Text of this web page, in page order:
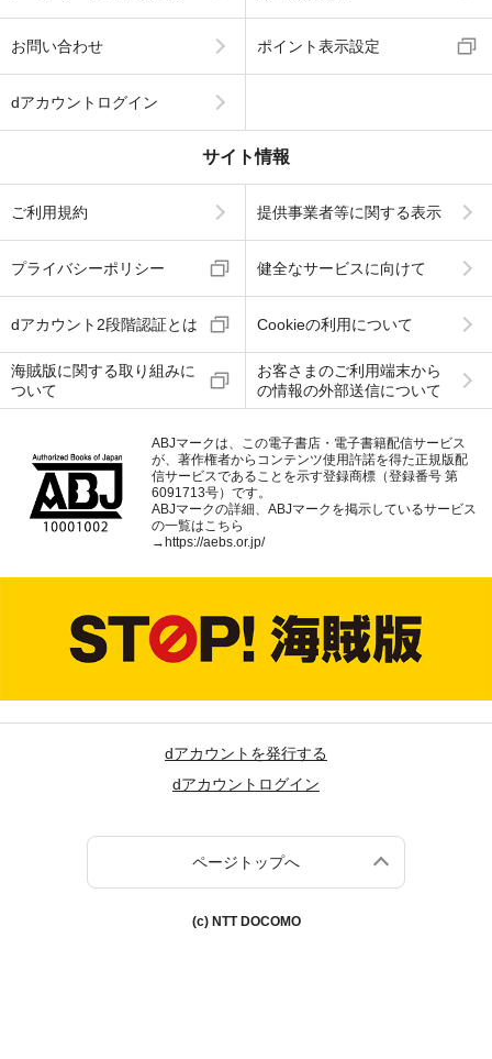
お問い合わせ ポイント表示設定
dアカウントログイン
サイト情報
ご利用規約 提供事業者等に関する表示
プライバシーポリシー 健全なサービスに向けて
dアカウント2段階認証とは Cookieの利用について
海賊版に関する取り組みに
ついて
お客さまのご利用端末から
の情報の外部送信について
ABJマークは、この電子書店・電子書籍配信サービス
が、著作権者からコンテンツ使用許諾を得た正規版配
信サービスであることを示す登録商標（登録番号 第
6091713号）です。
ABJマークの詳細、ABJマークを掲示しているサービス
の一覧はこちら
→https://aebs.or.jp/
dアカウントを発行する
dアカウントログイン
ページトップへ
(c) NTT DOCOMO